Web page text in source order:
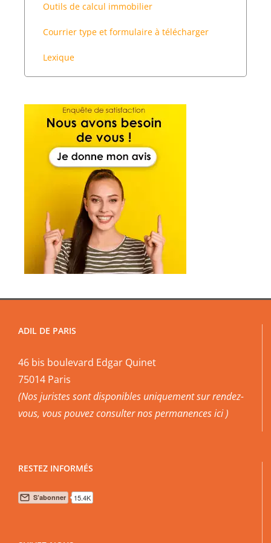
Outils de calcul immobilier
Courrier type et formulaire à télécharger
Lexique
ADIL DE PARIS
46 bis boulevard Edgar Quinet
75014 Paris
(Nos juristes sont disponibles uniquement sur rendez-
vous, vous pouvezconsulter nos permanences ici )
RESTEZ INFORMÉS